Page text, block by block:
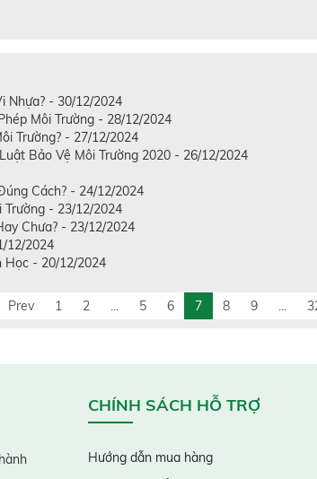
Nhựa? - 30/12/2024
Môi Trường - 28/12/2024
Trường? - 27/12/2024
Bảo Vệ Môi Trường 2020 - 26/12/2024
Cách? - 24/12/2024
Trường - 23/12/2024
Chưa? - 23/12/2024
12/2024
Học - 20/12/2024
Prev 1 2 ... 5 6 7 8 9 ...
CHÍNH SÁCH HỖ TRỢ
Hướng dẫn mua hàng